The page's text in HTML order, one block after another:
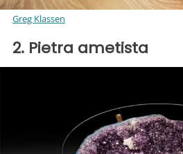
Greg Klassen
2. Pietra ametista